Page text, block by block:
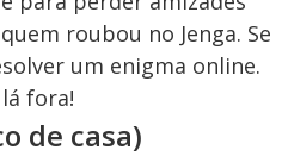
roubou no Jenga. Se
um enigma online.
fora!
de casa)